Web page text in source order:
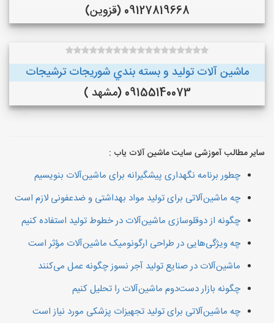
09127819668 (قزوین)
ماشین آلات توليد و بسته بندي شوريجات ترشيجات
09155140073 (مشهد )
سایر مطالب آموزشی سایت ماشین آلات یاب :
چطور برنامه نگهداری پیشگیرانه برای ماشین‌آلات بنویسیم
چه ماشین‌آلاتی برای تولید مواد بهداشتی و ضدعفونی لازم است
چگونه از دوقلو‌سازی ماشین‌آلات در خطوط تولید استفاده کنیم
چه ویژگی‌هایی در طراحی ارگونومیک ماشین‌آلات مؤثر است
ماشین‌آلات در صنایع تولید آجر نسوز چگونه عمل می‌کنند
چگونه بازار دست‌دوم ماشین‌آلات را تحلیل کنیم
چه ماشین‌آلاتی برای تولید تجهیزات پزشکی مورد نیاز است